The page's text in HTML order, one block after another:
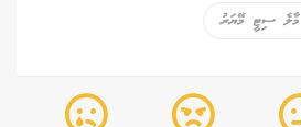
މާލެ ސިޓީ މޭޔަރު